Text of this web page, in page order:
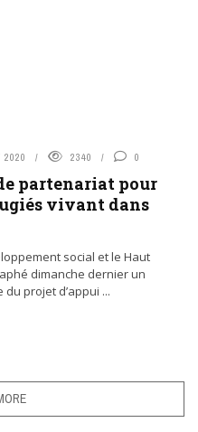
2020 2340 0
partenariat pour
vivant dans
social et le Haut
dimanche dernier un
projet d’appui ...